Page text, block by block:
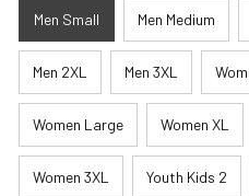
Men Small Men Medium
Men 2XL Men 3XL
Women Large Women XL
Women 3XL Youth Kids 2